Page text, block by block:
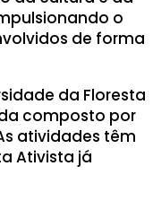
o
de forma
da Floresta
composto por
atividades têm
Ativista já